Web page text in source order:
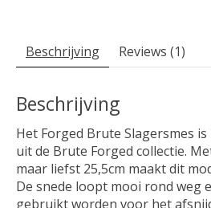
Beschrijving Reviews (1)
Beschrijving
Het Forged Brute Slagersmes
uit de Brute Forged collectie.
maar liefst 25,5cm maakt dit
De snede loopt mooi rond weg
gebruikt worden voor het